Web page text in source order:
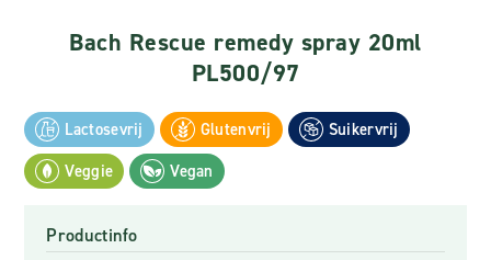
Bach Rescue remedy spray 20ml
PL500/97
Lactosevrij Glutenvrij
Suikervrij
Veggie
Vegan
Productinfo